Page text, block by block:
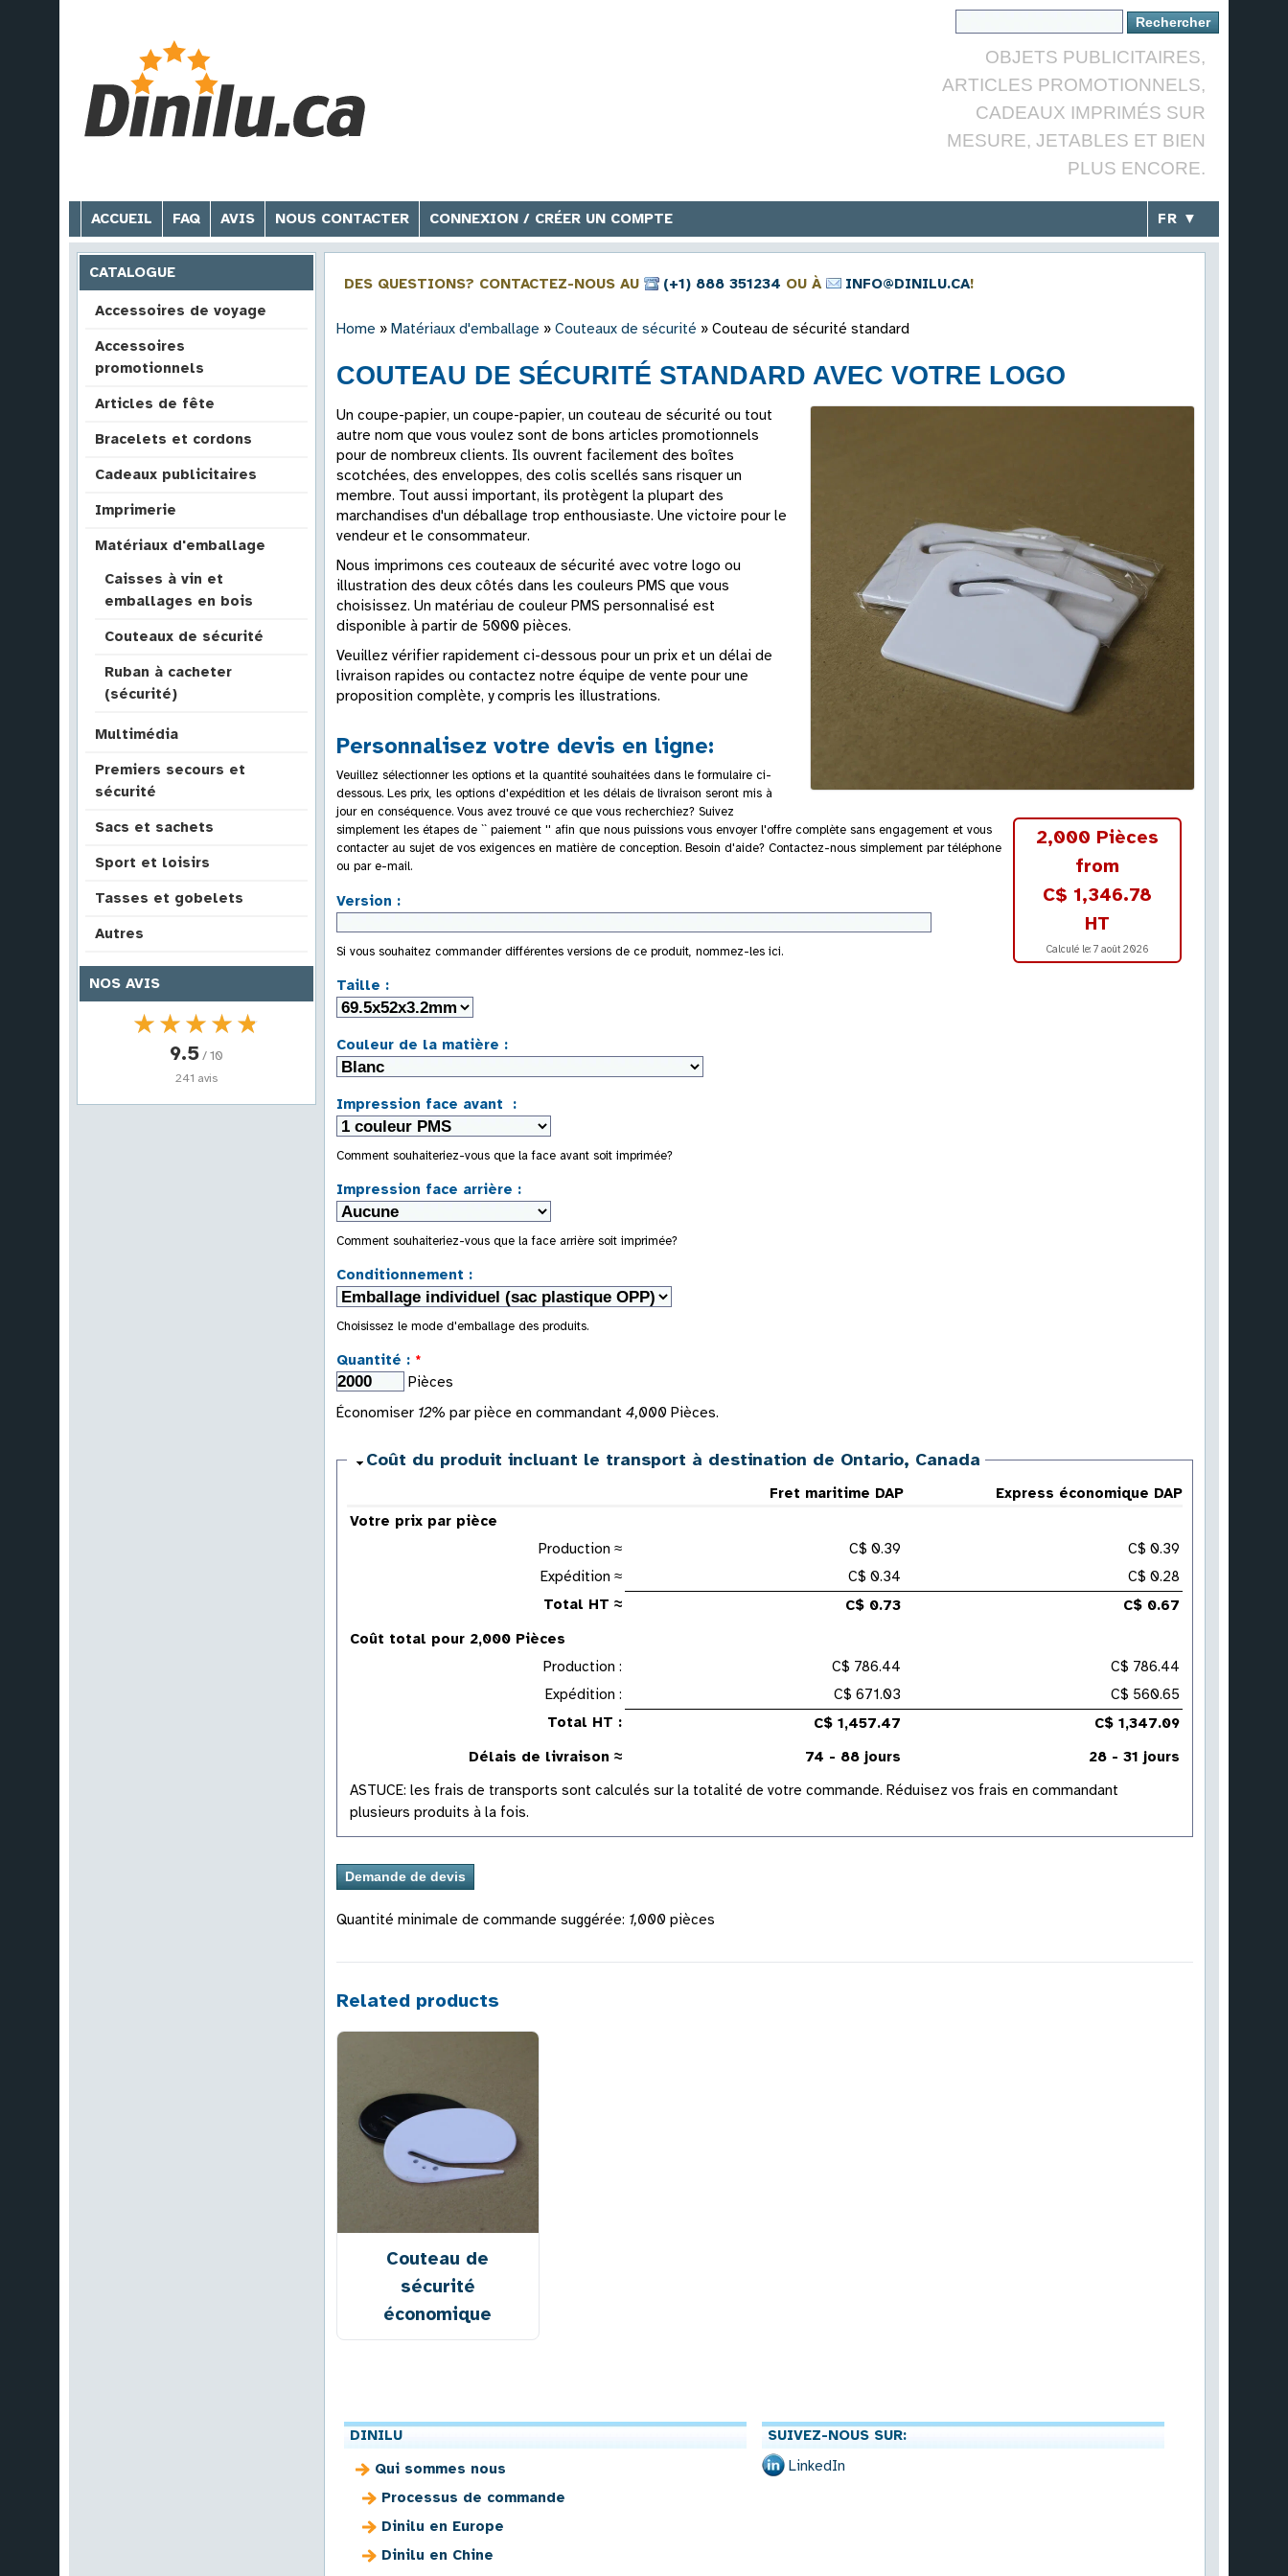
OBJETS PUBLICITAIRES,
ARTICLES PROMOTIONNELS,
CADEAUX IMPRIMÉS SUR
MESURE, JETABLES ET BIEN
PLUS ENCORE.
ACCUEIL FAQ AVIS NOUS CONTACTER CONNEXION / CRÉER UN COMPTE FR ▼
CATALOGUE
Accessoires de voyage
Accessoires
promotionnels
Articles de fête
Bracelets et cordons
Cadeaux publicitaires
Imprimerie
Matériaux d'emballage
Caisses à vin et
emballages en bois
Couteaux de sécurité
Ruban à cacheter
(sécurité)
Multimédia
Premiers secours et
sécurité
Sacs et sachets
Sport et loisirs
Tasses et gobelets
Autres
NOS AVIS
★★★★★
★★★★★
9.5/ 10
241 avis
DES QUESTIONS? CONTACTEZ-NOUS AU (+1) 888 351234 OU À INFO@DINILU.CA!
Home » Matériaux d'emballage » Couteaux de sécurité » Couteau de sécurité standard
COUTEAU DE SÉCURITÉ STANDARD AVEC VOTRE LOGO
2,000 Pièces
from
C$ 1,346.78
HT
Calculé le: 7 août 2026
Un coupe-papier, un coupe-papier, un couteau de sécurité ou tout
autre nom que vous voulez sont de bons articles promotionnels
pour de nombreux clients. Ils ouvrent facilement des boîtes
scotchées, des enveloppes, des colis scellés sans risquer un
membre. Tout aussi important, ils protègent la plupart des
marchandises d'un déballage trop enthousiaste. Une victoire pour le
vendeur et le consommateur.
Nous imprimons ces couteaux de sécurité avec votre logo ou
illustration des deux côtés dans les couleurs PMS que vous
choisissez. Un matériau de couleur PMS personnalisé est
disponible à partir de 5000 pièces.
Veuillez vérifier rapidement ci-dessous pour un prix et un délai de
livraison rapides ou contactez notre équipe de vente pour une
proposition complète, y compris les illustrations.
Personnalisez votre devis en ligne:
Veuillez sélectionner les options et la quantité souhaitées dans le formulaire ci-
dessous. Les prix, les options d'expédition et les délais de livraison seront mis à
jour en conséquence. Vous avez trouvé ce que vous recherchiez? Suivez
simplement les étapes de `` paiement '' afin que nous puissions vous envoyer l'offre complète sans engagement et vous
contacter au sujet de vos exigences en matière de conception. Besoin d'aide? Contactez-nous simplement par téléphone
ou par e-mail.
Version :
Si vous souhaitez commander différentes versions de ce produit, nommez-les ici.
Taille :
Couleur de la matière :
Impression face avant :
Comment souhaiteriez-vous que la face avant soit imprimée?
Impression face arrière :
Comment souhaiteriez-vous que la face arrière soit imprimée?
Conditionnement :
Choisissez le mode d'emballage des produits.
Quantité : *
Pièces
Économiser 12% par pièce en commandant 4,000 Pièces.
Coût du produit incluant le transport à destination de Ontario, Canada
Fret maritime DAP
Express économique DAP
Votre prix par pièce
Production ≈
C$ 0.39
C$ 0.39
Expédition ≈
C$ 0.34
C$ 0.28
Total HT ≈
C$ 0.73
C$ 0.67
Coût total pour 2,000 Pièces
Production :
C$ 786.44
C$ 786.44
Expédition :
C$ 671.03
C$ 560.65
Total HT :
C$ 1,457.47
C$ 1,347.09
Délais de livraison ≈
74 - 88 jours
28 - 31 jours
ASTUCE: les frais de transports sont calculés sur la totalité de votre commande. Réduisez vos frais en commandant
plusieurs produits à la fois.
Quantité minimale de commande suggérée: 1,000 pièces
Related products
Couteau de
sécurité
économique
DINILU
Qui sommes nous
Processus de commande
Dinilu en Europe
Dinilu en Chine
SUIVEZ-NOUS SUR:
LinkedIn